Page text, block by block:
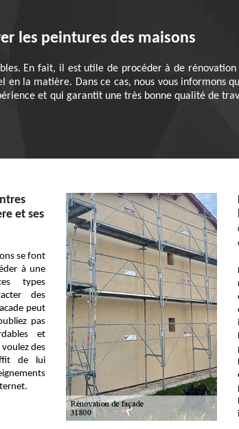
les peintures des maisons
En fait, il est utile de procéder à de
la matière. Dans ce cas, nous vous informons
et qui garantit une très bonne qualité de
et ses
se font
à une
types
des
peut
pas
et
des
de lui